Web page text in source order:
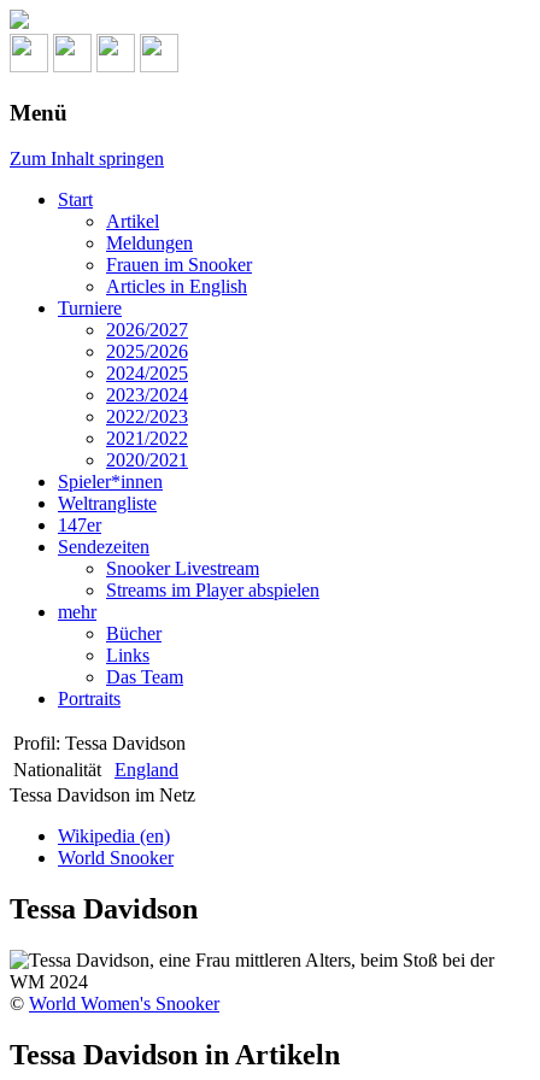
Menü
Zum Inhalt springen
Start
Artikel
Meldungen
Frauen im Snooker
Articles in English
Turniere
2026/2027
2025/2026
2024/2025
2023/2024
2022/2023
2021/2022
2020/2021
Spieler*innen
Weltrangliste
147er
Sendezeiten
Snooker Livestream
Streams im Player abspielen
mehr
Bücher
Links
Das Team
Portraits
Profil: Tessa Davidson
Nationalität
England
Tessa Davidson im Netz
Wikipedia (en)
World Snooker
Tessa Davidson
© World Women's Snooker
Tessa Davidson in Artikeln